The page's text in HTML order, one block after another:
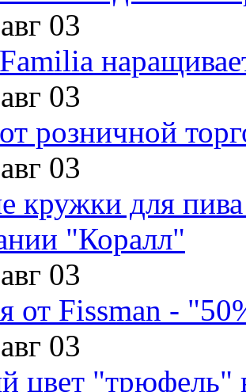
03
03
розничной
03
кружки для
"Коралл"
03
от Fissman -
03
цвет "трюфель"